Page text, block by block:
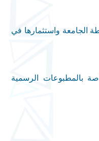
الجامعة واستثمارها في
بالمطبوعات الرسمية